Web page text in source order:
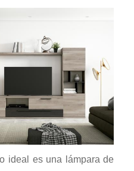
ideal es una lámpara de